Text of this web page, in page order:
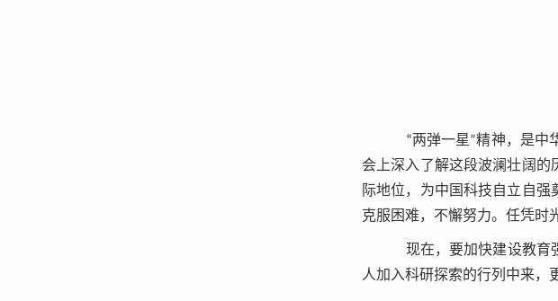
“两弹一星”精神，是中
会上深入了解这段波澜壮阔的
际地位，为中国科技自立自强
克服困难，不懈努力。任凭时
现在，要加快建设教育
人加入科研探索的行列中来，